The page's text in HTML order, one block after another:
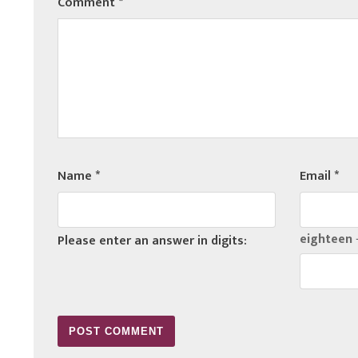
Name* Email*
Please enter an answer in digits: eighteen